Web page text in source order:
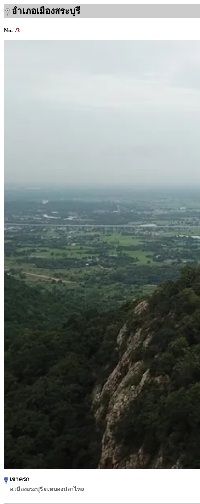
อำเภอเมืองสระบุรี
No.1/3
เขาครก
อ.เมืองสระบุรี ต.หนองปลาไหล